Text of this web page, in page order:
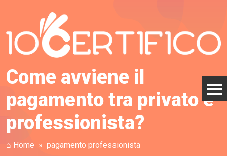
Come avviene il
pagamento tra privato e
professionista?
⌂ Home pagamento professionista